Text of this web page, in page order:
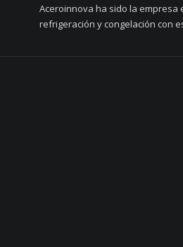
Aceroinnova ha sido la empresa
refrigeración y congelación con